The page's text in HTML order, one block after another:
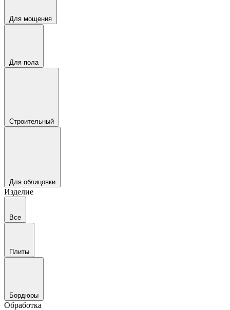
Для мощения
Для пола
Строительный
Для облицовки
Изделие
Все
Плиты
Бордюры
Обработка